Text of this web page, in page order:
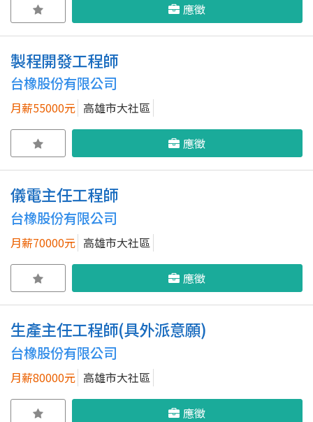
應徵
製程開發工程師
台橡股份有限公司
月薪55000元 高雄市大社區
應徵
儀電主任工程師
台橡股份有限公司
月薪70000元 高雄市大社區
應徵
生產主任工程師(具外派意願)
台橡股份有限公司
月薪80000元 高雄市大社區
應徵